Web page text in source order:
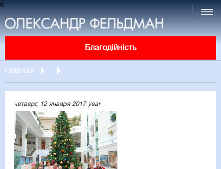
к
Благодійність
главная
четверг, 12 января 2017 year